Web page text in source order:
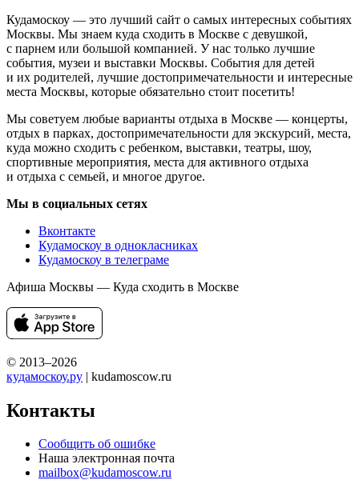
Кудамоскоу — это лучший сайт о самых интересных событиях
Москвы. Мы знаем куда сходить в Москве с девушкой,
с парнем или большой компанией. У нас только лучшие
события, музеи и выставки Москвы. События для детей
и их родителей, лучшие достопримечательности и интересные
места Москвы, которые обязательно стоит посетить!
Мы советуем любые варианты отдыха в Москве — концерты,
отдых в парках, достопримечательности для экскурсий, места,
куда можно сходить с ребенком, выставки, театры, шоу,
спортивные мероприятия, места для активного отдыха
и отдыха с семьей, и многое другое.
Мы в социальных сетях
Вконтакте
Кудамоскоу в однокласниках
Кудамоскоу в телеграме
Афиша Москвы — Куда сходить в Москве
© 2013–2026
кудамоскоу.ру | kudamoscow.ru
Контакты
Сообщить об ошибке
Наша электронная почта
mailbox@kudamoscow.ru